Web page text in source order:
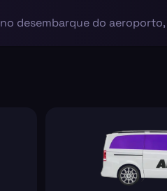
desembarque do